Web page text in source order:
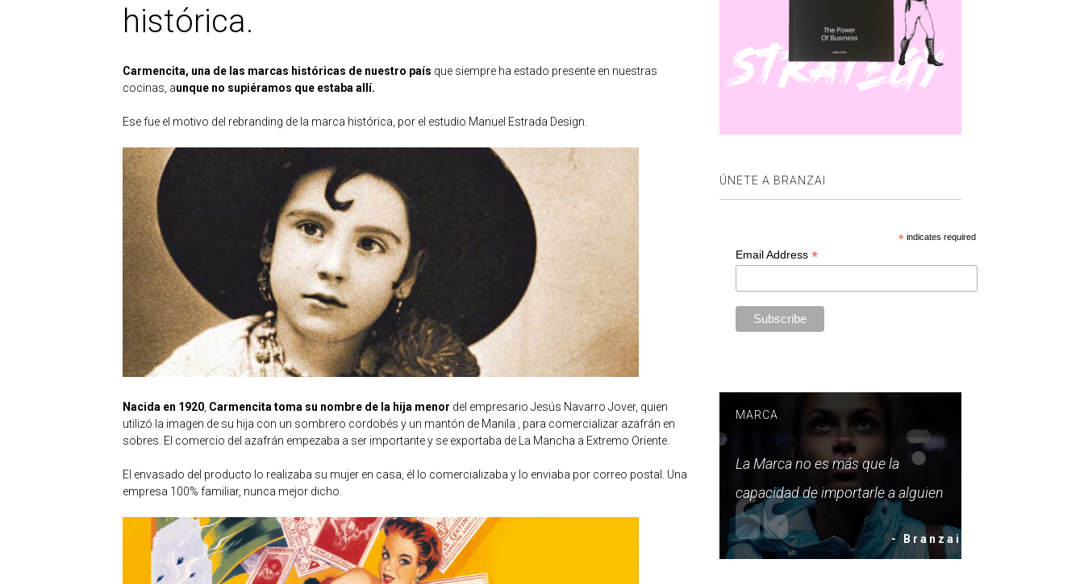
histórica.
Carmencita, una de las marcas históricas de nuestro país que siempre ha estado presente en nuestras
cocinas, aunque no supiéramos que estaba allí.
Ese fue el motivo del rebranding de la marca histórica, por el estudio Manuel Estrada Design.
Nacida en 1920 Carmencita toma su nombre de la hija menor del empresario Jesús Navarro Jover, quien
utilizó la imagen de su hija con un sombrero cordobés y un mantón de Manila , para comercializar azafrán en
sobres. El comercio del azafrán empezaba a ser importante y se exportaba de La Mancha a Extremo Oriente.
El envasado del producto lo realizaba su mujer en casa, él lo comercializaba y lo enviaba por correo postal. Una
empresa 100% familiar, nunca mejor dicho.
ÚNETE A BRANZAI
*indicates required
Email Address *
MARCA
La Marca no es más que la
capacidad de importarle a alguien
- Branzai